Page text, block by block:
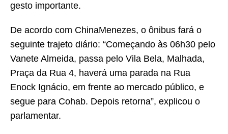
gesto importante.
De acordo com ChinaMenezes, o ônibus fará o
seguinte trajeto diário: “Começando às 06h30 pelo
Vanete Almeida, passa pelo Vila Bela, Malhada,
Praça da Rua 4, haverá uma parada na Rua
Enock Ignácio, em frente ao mercado público, e
segue para Cohab. Depois retorna”, explicou o
parlamentar.